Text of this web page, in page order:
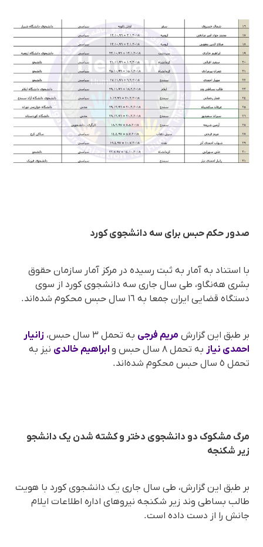
صدور حکم حبس برای سە دانشجوی کورد
با استناد بە آمار بە ثبت رسیدە در مرکز آمار سازمان حقوق
بشری هەنگاو، طی سال جاری سە دانشجوی کورد از سوی
دستگاه قضایی ایران جمعا بە ١٦ سال حبس محکوم شدەاند.
بر طبق این گزارش مریم فرجی بە تحمل ٣ سال حبس،
زانیار
احمدی نیاز بە تحمل ٨ سال حبس و ابراهیم خالدی نیز بە
تحمل ٥ سال حبس محکوم شدەاند.
مرگ مشکوک دو دانشجوی دختر و کشتە شدن یک دانشجو
زیر شکنجە
بر طبق این گزارش، طی سال جاری یک دانشجوی کورد با هویت
طالب بساطی وند زیر شکنجە نیروهای ادارە اطلاعات ایلام
جانش را از دست دادە است.